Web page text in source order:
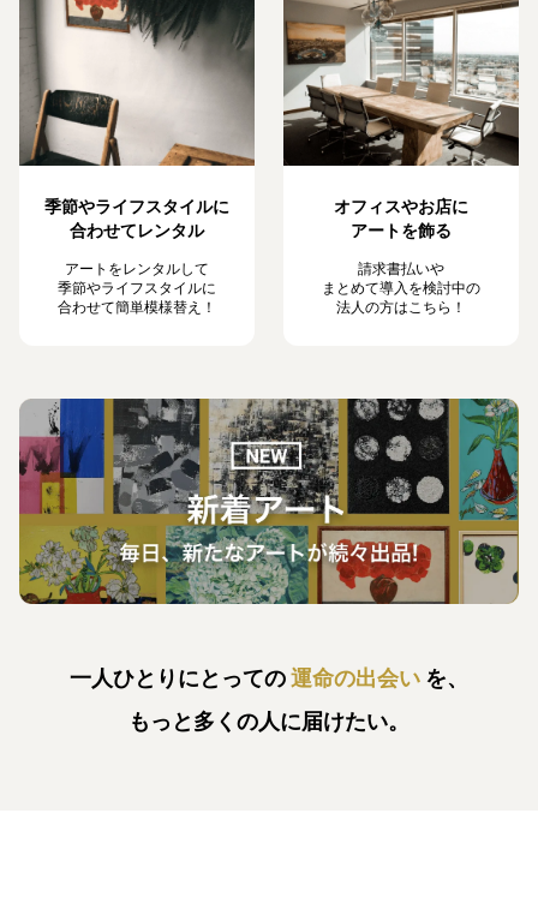
季節やライフスタイルに
合わせてレンタル
アートをレンタルして
季節やライフスタイルに
合わせて簡単模様替え！
オフィスやお店に
アートを飾る
請求書払いや
まとめて導入を検討中の
法人の方はこちら！
一人ひとりにとっての運命の出会い を、
もっと多くの人に届けたい。